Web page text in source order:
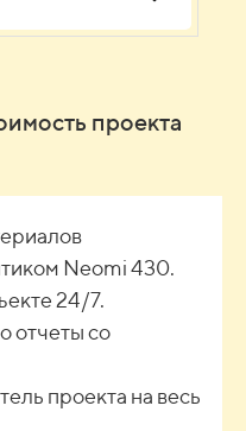
проекта
Neomi 430.
24/7.
отчеты со
проекта на весь